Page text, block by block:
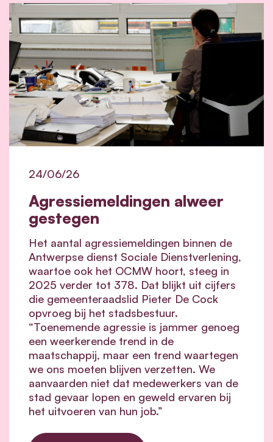
Agressiemeldingen alweer
gestegen
24/06/26
Het aantal agressiemeldingen binnen de
Antwerpse dienst Sociale Dienstverlening,
waartoe ook het OCMW hoort, steeg in
2025 verder tot 378. Dat blijkt uit cijfers
die gemeenteraadslid Pieter De Cock
opvroeg bij het stadsbestuur.
“Toenemende agressie is jammer genoeg
een weerkerende trend in de
maatschappij, maar een trend waartegen
we ons moeten blijven verzetten. We
aanvaarden niet dat medewerkers van de
stad gevaar lopen en geweld ervaren bij
het uitvoeren van hun job.”